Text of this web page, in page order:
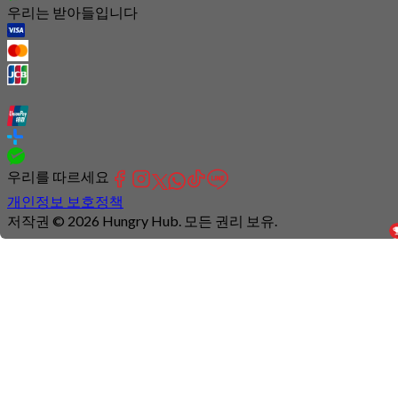
우리는 받아들입니다
우리를 따르세요
개인정보 보호정책
저작권 © 2026 Hungry Hub. 모든 권리 보유.
Connection